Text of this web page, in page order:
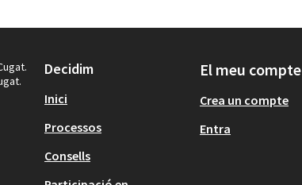
Decidim
Inici
Processos
Consells
El meu compte
Crea un compte
Entra